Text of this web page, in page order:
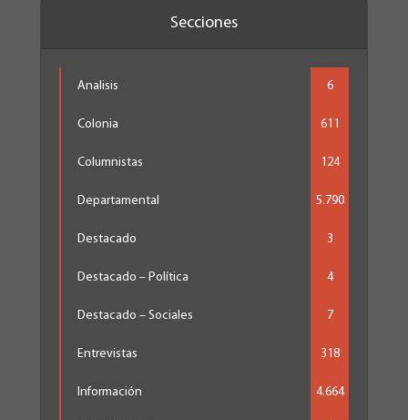
Secciones
Analisis 6
Colonia 611
Columnistas 124
Departamental 5.790
Destacado 3
Destacado – Política 4
Destacado – Sociales 7
Entrevistas 318
Información 4.664